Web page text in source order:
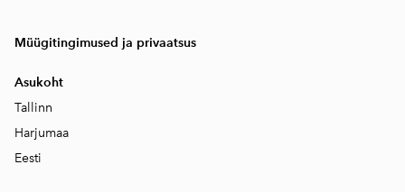
Müügitingimused ja privaatsus
Asukoht
Tallinn
Harjumaa
Eesti